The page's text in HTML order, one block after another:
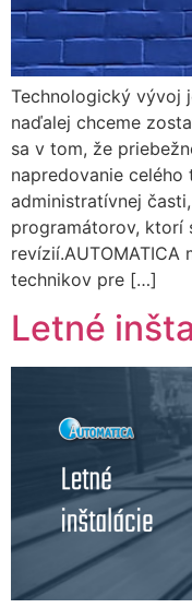
Technologický vývoj
naďalej chceme
sa v tom, že
napredovanie
administratívnej
programátorov, ktorí
technikov pre […]
Letné